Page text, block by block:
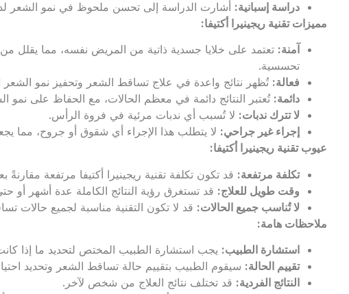
دراسة إسبانية: أشارت الدراسة إلى تحسن ملحوظ في نمو الشعر لدى 85٪ من المرضى بعد عامين من
مميزات تقنية ريجينيرا أكتيفا:
آمنة: تعتمد على خلايا جسدية ذاتية من المريض نفسه، مما
تحسسية.
فعالة: تُظهر نتائج واعدة في علاج تساقط الشعر وتحفيز نمو الشعر
دائمة: تُعتبر النتائج دائمة في معظم الحالات، مع الحفاظ على نمو
لا تترك ندبات: لا تُسبب أي ندبات مرئية في فروة الرأس.
إجراء غير جراحي: لا يتطلب هذا الإجراء أي شقوق أو جروح، مما
عيوب تقنية ريجينيرا أكتيفا:
تكلفة مرتفعة: قد تكون تكلفة تقنية ريجينيرا أكتيفا مرتفعة
وقت طويل للعلاج: قد تستغرق رؤية النتائج الكاملة عدة أشهر أو
لا تُناسب جميع الحالات: قد لا تكون التقنية مناسبة لجميع حالات
ملاحظات هامة:
استشارة الطبيب: يجب استشارة الطبيب المختص لتحديد ما إذا كانت
تقييم الحالة: سيقوم الطبيب بتقييم حالة تساقط الشعر وتحديد
النتائج الفردية: قد تختلف نتائج العلاج من شخص لآخر.